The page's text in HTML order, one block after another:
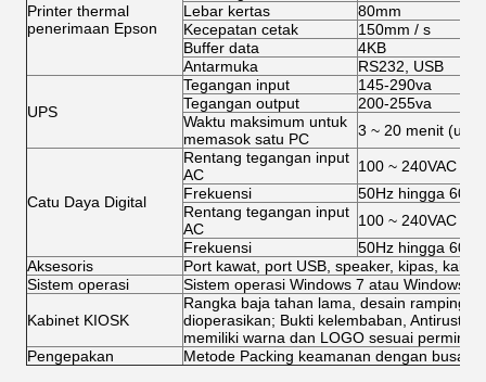
Printer thermal
penerimaan Epson
Lebar kertas
80mm
Kecepatan cetak
150mm / s
Buffer data
4KB
Antarmuka
RS232, USB
UPS
Tegangan input
145-290va
Tegangan output
200-255va
Waktu maksimum untuk
memasok satu PC
3 ~ 20 menit
Catu Daya Digital
Rentang tegangan input
AC
100 ~ 240VAC
Frekuensi
50Hz hingga 60Hz
Rentang tegangan input
AC
100 ~ 240VAC
Frekuensi
50Hz hingga 60Hz
Aksesoris
Port kawat, port USB, speaker, kipas,
Sistem operasi
Sistem operasi Windows 7 atau Windows
Kabinet KIOSK
Rangka baja tahan lama, desain ramping
dioperasikan; Bukti kelembaban, Antirust,
memiliki warna dan LOGO sesuai
Pengepakan
Metode Packing keamanan dengan busa